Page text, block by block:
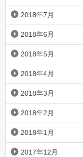
2018年7月
2018年6月
2018年5月
2018年4月
2018年3月
2018年2月
2018年1月
2017年12月